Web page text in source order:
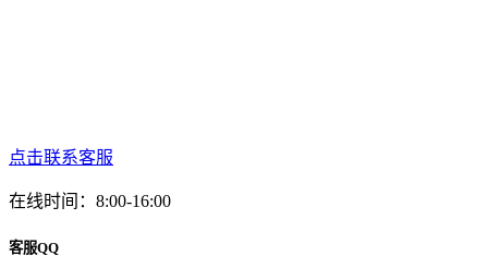
点击联系客服
在线时间：8:00-16:00
客服QQ